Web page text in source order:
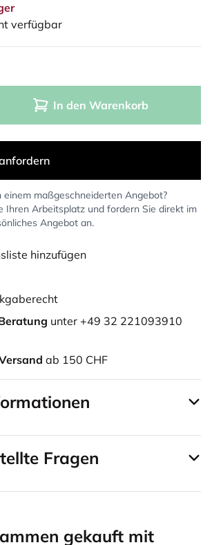
verfügbar
In den Warenkorb
einem maßgeschneiderten Angebot?
Ihren Arbeitsplatz und fordern Sie direkt im
Angebot an.
hinzufügen
unter +49 32 221093910
ab 150 CHF
Fragen
gekauft mit